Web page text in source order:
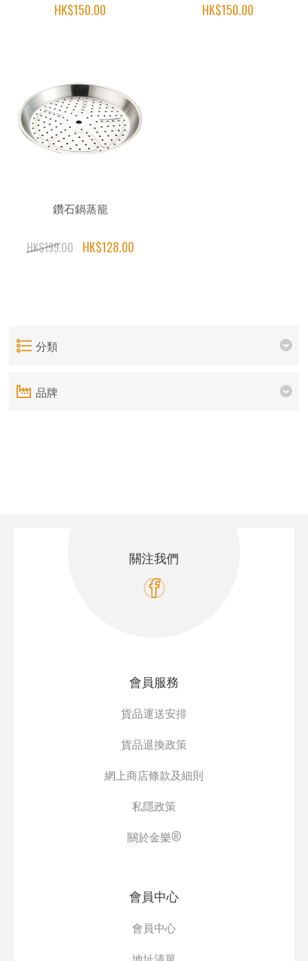
HK$150.00 HK$150.00
鑽石鍋蒸籠
HK$199.00 HK$128.00
分類
品牌
關注我們
會員服務
貨品運送安排
貨品退換政策
網上商店條款及細則
私隱政策
關於金樂®
會員中心
會員中心